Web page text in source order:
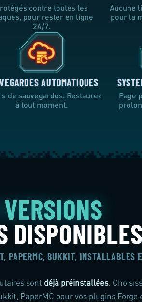
contre toutes les
pour rester en ligne
24/7.
Aucune
pour la
AUTOMATIQUES
de sauvegardes. Restaurez
à tout moment.
Page
DISPONIBLES
PAPERMC, BUKKIT, INSTALLABLES
sont déjà préinstallées.
PaperMC pour vos plugins Forge